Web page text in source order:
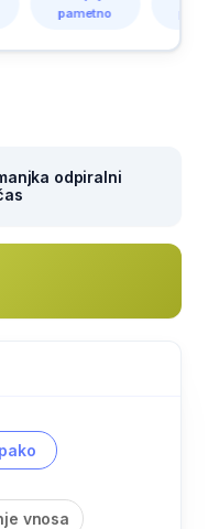
pametno
odpiralni
vnosa